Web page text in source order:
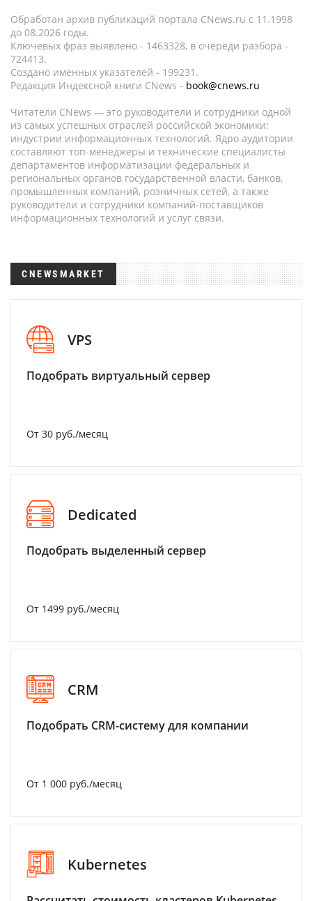
Обработан архив публикаций портала CNews.ru c 11.1998
до 08.2026 годы.
Ключевых фраз выявлено - 1463328, в очереди разбора -
724413.
Создано именных указателей - 199231.
Редакция Индексной книги CNews - book@cnews.ru
Читатели CNews — это руководители и сотрудники одной
из самых успешных отраслей российской экономики:
индустрии информационных технологий. Ядро аудитории
составляют топ-менеджеры и технические специалисты
департаментов информатизации федеральных и
региональных органов государственной власти, банков,
промышленных компаний, розничных сетей, а также
руководители и сотрудники компаний-поставщиков
информационных технологий и услуг связи.
CNEWSMARKET
VPS
Подобрать виртуальный сервер
От 30 руб./месяц
Dedicated
Подобрать выделенный сервер
От 1499 руб./месяц
CRM
Подобрать CRM-систему для компании
От 1 000 руб./месяц
Kubernetes